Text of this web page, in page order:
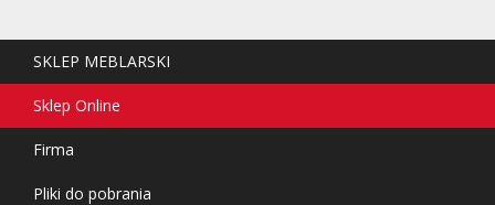
SKLEP MEBLARSKI
Sklep Online
Firma
Pliki do pobrania